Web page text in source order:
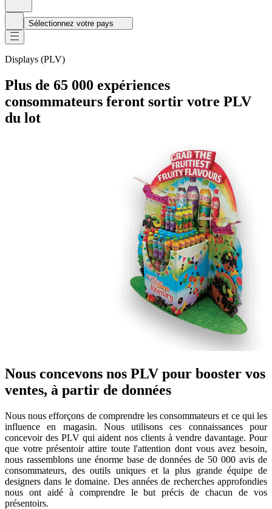
Sélectionnez votre pays
Displays (PLV)
Plus de 65 000 expériences
consommateurs feront sortir votre PLV
du lot
Nous concevons nos PLV pour booster vos
ventes, à partir de données
Nous nous efforçons de comprendre les consommateurs et ce qui les
influence en magasin. Nous utilisons ces connaissances pour
concevoir des PLV qui aident nos clients à vendre davantage. Pour
que votre présentoir attire toute l'attention dont vous avez besoin,
nous rassemblons une énorme base de données de 50 000 avis de
consommateurs, des outils uniques et la plus grande équipe de
designers dans le domaine. Des années de recherches approfondies
nous ont aidé à comprendre le but précis de chacun de vos
présentoirs.